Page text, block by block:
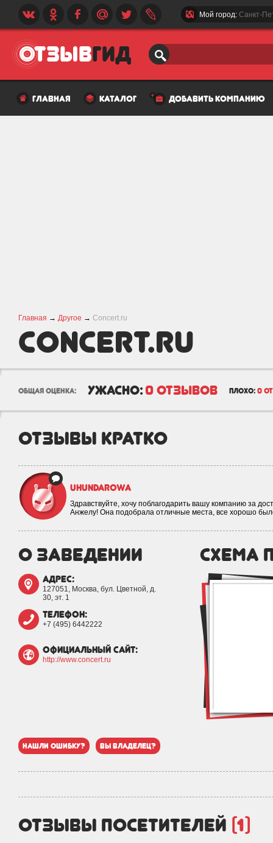
Мой город: Санкт-
главная каталог добавить компанию
Главная → Другое → Concert.ru
Concert.ru
общая оценка: ужасно: 0 отзывов плохо: 0
отзывы кратко
uhundarowa
Здравствуйте, хочу поблагодарить вашу компанию за
Анжелу! Она подобрала отличные места, все хорошо
о заведении
адрес:
127051, Москва, бул. Цветной, д.
30, эт. 1
телефон:
+7 (495) 6442222
официальный сайт:
http://www.concert.ru
схема
нашли ошибку? вы владелец?
отзывы посетителей (1)